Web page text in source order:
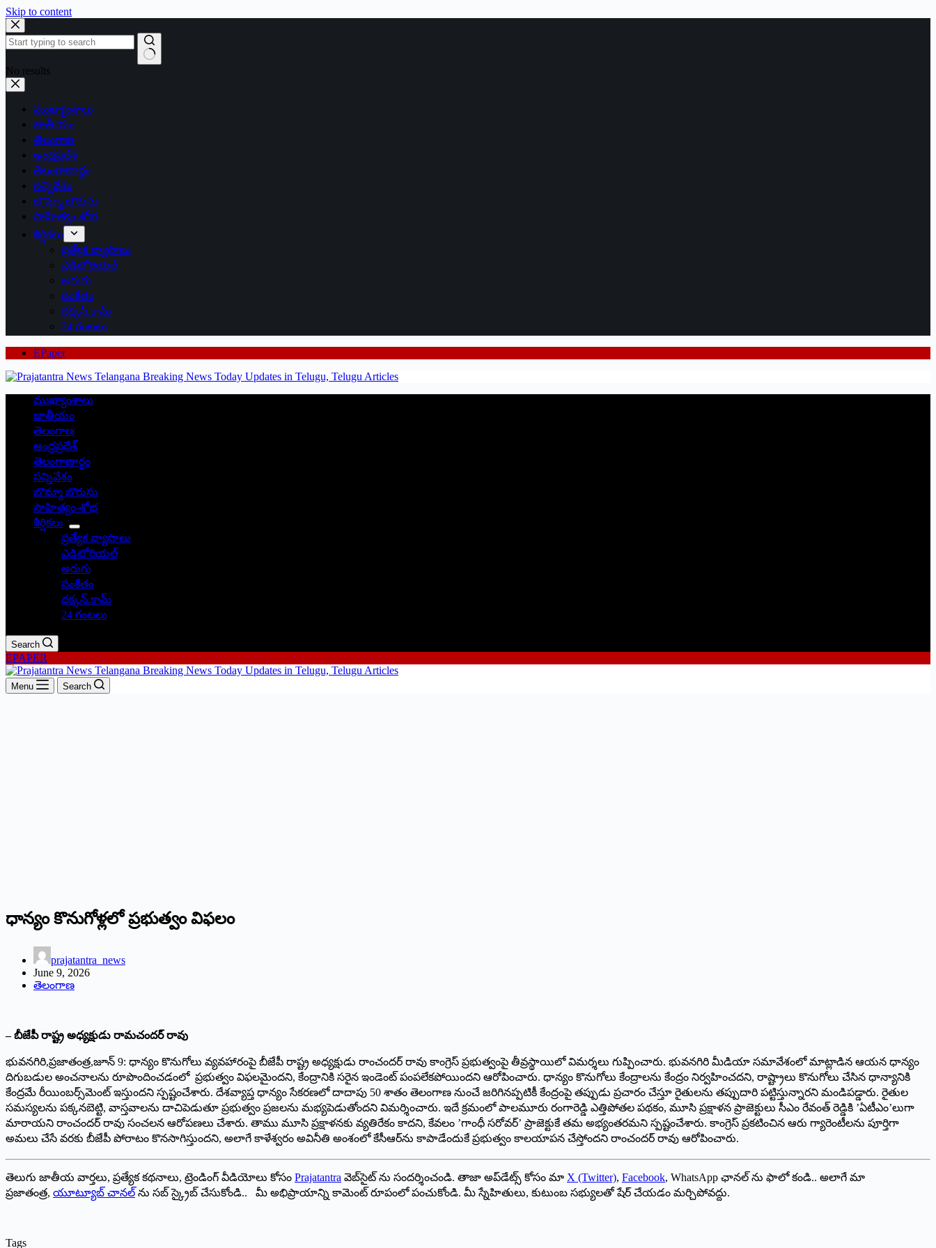
Skip to content
No results
ముఖ్యాంశాలు
జాతీయం
తెలంగాణ
ఆంధ్రప్రదేశ్
తెలంగాణార్థం
సన్నివేశం
బొమ్మా బొరుసు
సాహిత్యం-శోభ
శీర్షికలు
ప్రత్యేక వ్యాసాలు
ఎడిటోరియల్
అరుగు
సంకేతం
దక్కన్.కామ్
24 గంటలు
EPaper
ముఖ్యాంశాలు
జాతీయం
తెలంగాణ
ఆంధ్రప్రదేశ్
తెలంగాణార్థం
సన్నివేశం
బొమ్మా బొరుసు
సాహిత్యం-శోభ
శీర్షికలు
ప్రత్యేక వ్యాసాలు
ఎడిటోరియల్
అరుగు
సంకేతం
దక్కన్.కామ్
24 గంటలు
Search
EPAPER
Menu Search
ధాన్యం కొనుగోళ్లలో ప్రభుత్వం విఫలం
prajatantra_news
June 9, 2026
తెలంగాణ
– బీజేపీ రాష్ట్ర అధ్యక్షుడు రామచందర్‌ ‌రావు
భువనగిరి,ప్రజాతంత్ర,జూన్‌ 9: ‌ధాన్యం కొనుగోలు వ్యవహారంపై బీజేపీ రాష్ట్ర అధ్యక్షుడు రాంచందర్‌ ‌రావు కాంగ్రెస్‌ ‌ప్రభుత్వంపై తీవ్రస్థాయిలో విమర్శలు గుప్పించారు. భువనగిరి మీడియా సమావేశంలో మాట్లాడిన ఆయన ధాన్యం
దిగుబడుల అంచనాలను రూపొందించడంలో ప్రభుత్వం విఫలమైందని, కేంద్రానికి సరైన ఇండెంట్‌ ‌పంపలేకపోయిందని ఆరోపించారు. ధాన్యం కొనుగోలు కేంద్రాలను కేంద్రం నిర్వహించదని, రాష్ట్రాలు కొనుగోలు చేసిన ధాన్యానికి
కేంద్రమే రీయింబర్స్‌మెంట్‌ ఇస్తుందని స్పష్టంచేశారు. దేశవ్యాప్త ధాన్యం సేకరణలో దాదాపు 50 శాతం తెలంగాణ నుంచే జరిగినప్పటికీ కేంద్రంపై తప్పుడు ప్రచారం చేస్తూ రైతులను తప్పుదారి పట్టిస్తున్నారని మండిపడ్డారు. రైతుల
సమస్యలను పక్కనబెట్టి, వాస్తవాలను దాచిపెడుతూ ప్రభుత్వం ప్రజలను మభ్యపెడుతోందని విమర్శించారు. ఇదే క్రమంలో పాలమూరు రంగారెడ్డి ఎత్తిపోతల పథకం, మూసి ప్రక్షాళన ప్రాజెక్టులు సీఎం రేవంత్‌ ‌రెడ్డికి ’ఏటీఎం’లుగా
మారాయని రాంచందర్‌ ‌రావు సంచలన ఆరోపణలు చేశారు. తాము మూసి ప్రక్షాళనకు వ్యతిరేకం కాదని, కేవలం ’గాంధీ సరోవర్‌’ ‌ప్రాజెక్టుకే తమ అభ్యంతరమని స్పష్టంచేశారు. కాంగ్రెస్‌ ‌ప్రకటించిన ఆరు గ్యారెంటీలను పూర్తిగా
అమలు చేసే వరకు బీజేపీ పోరాటం కొనసాగిస్తుందని, అలాగే కాళేశ్వరం అవినీతి అంశంలో కేసీఆర్‌ను కాపాడేందుకే ప్రభుత్వం కాలయాపన చేస్తోందని రాంచందర్‌ ‌రావు ఆరోపించారు.
తెలుగు జాతీయ వార్తలు, ప్రత్యేక కథనాలు, ట్రెండింగ్ వీడియోలు కోసం Prajatantra వెబ్‌సైట్ ను సందర్శించండి. తాజా అప్‌డేట్స్ కోసం మా X (Twitter), Facebook, WhatsApp ఛానల్ ను ఫాలో కండి.. అలాగే మా
ప్రజాతంత్ర, యూట్యూబ్ చానల్ ను సబ్ స్క్రైబ్ చేసుకోండి.. మీ అభిప్రాయాన్ని కామెంట్ రూపంలో పంచుకోండి. మీ స్నేహితులు, కుటుంబ సభ్యులతో షేర్ చేయడం మర్చిపోవద్దు.
Tags